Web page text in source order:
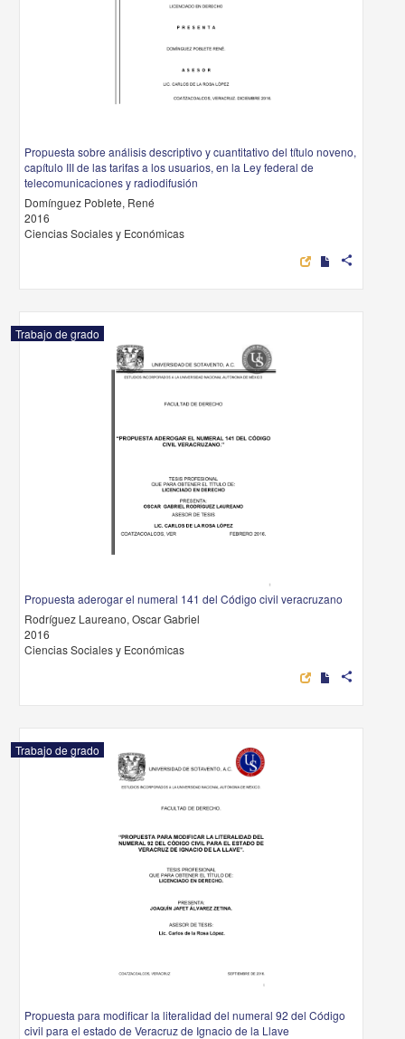
Propuesta sobre análisis descriptivo y cuantitativo del título noveno,
capítulo III de las tarifas a los usuarios, en la Ley federal de
telecomunicaciones y radiodifusión
Domínguez Poblete, René
2016
Ciencias Sociales y Económicas
share
Trabajo de grado
Propuesta aderogar el numeral 141 del Código civil veracruzano
Rodríguez Laureano, Oscar Gabriel
2016
Ciencias Sociales y Económicas
share
Trabajo de grado
Propuesta para modificar la literalidad del numeral 92 del Código
civil para el estado de Veracruz de Ignacio de la Llave